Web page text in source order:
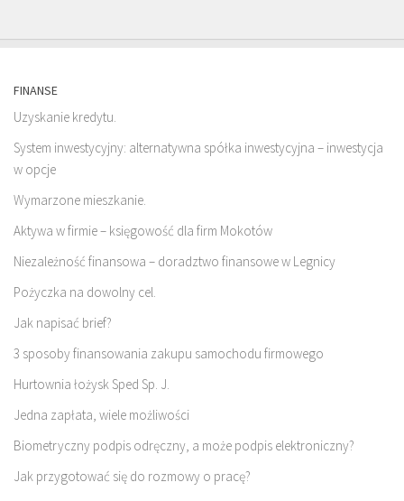
FINANSE
Uzyskanie kredytu.
System inwestycyjny: alternatywna spółka inwestycyjna – inwestycja
w opcje
Wymarzone mieszkanie.
Aktywa w firmie – księgowość dla firm Mokotów
Niezależność finansowa – doradztwo finansowe w Legnicy
Pożyczka na dowolny cel.
Jak napisać brief?
3 sposoby finansowania zakupu samochodu firmowego
Hurtownia łożysk Sped Sp. J.
Jedna zapłata, wiele możliwości
Biometryczny podpis odręczny, a może podpis elektroniczny?
Jak przygotować się do rozmowy o pracę?